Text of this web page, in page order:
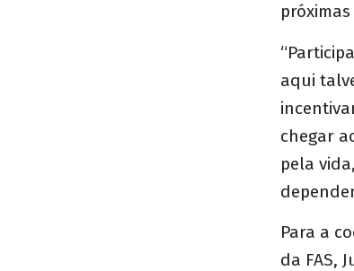
aqui
chegar
pela
Para a
da FAS,